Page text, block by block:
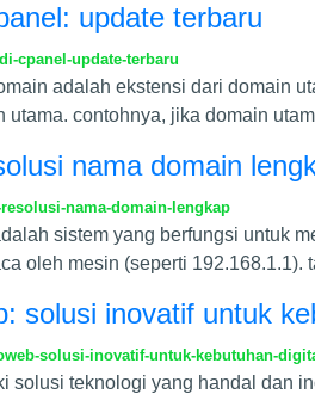
update terbaru
cpanel-update-terbaru
adalah ekstensi dari domain
contohnya, jika domain
nama domain
nama-domain-lengkap
sistem yang berfungsi untuk
oleh mesin (seperti 192.168.1.1).
solusi inovatif untuk
solusi-inovatif-untuk-kebutuhan-
solusi teknologi yang handal dan